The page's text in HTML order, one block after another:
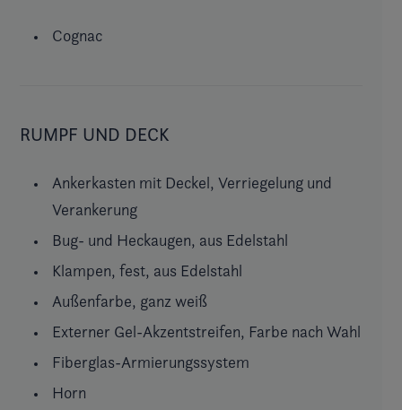
Cognac
RUMPF UND DECK
Ankerkasten mit Deckel, Verriegelung und
Verankerung
Bug- und Heckaugen, aus Edelstahl
Klampen, fest, aus Edelstahl
Außenfarbe, ganz weiß
Externer Gel-Akzentstreifen, Farbe nach Wahl
Fiberglas-Armierungssystem
Horn